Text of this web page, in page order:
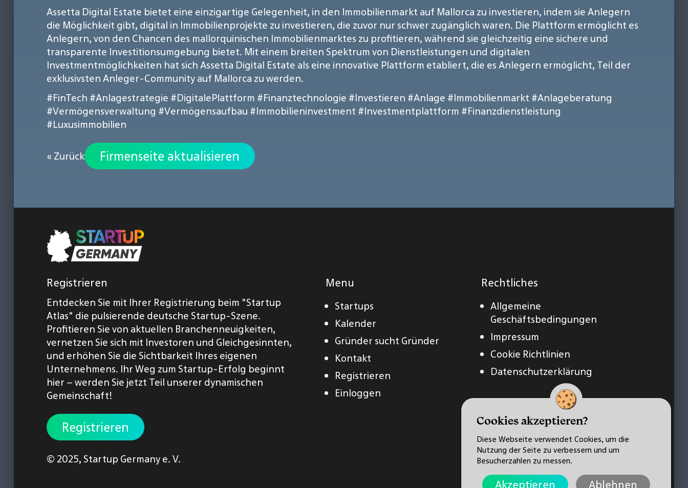
Assetta Digital Estate bietet eine einzigartige Gelegenheit, in den Immobilienmarkt auf Mallorca zu investieren, indem sie Anlegern
die Möglichkeit gibt, digital in Immobilienprojekte zu investieren, die zuvor nur schwer zugänglich waren. Die Plattform ermöglicht es
Anlegern, von den Chancen des mallorquinischen Immobilienmarktes zu profitieren, während sie gleichzeitig eine sichere und
transparente Investitionsumgebung bietet. Mit einem breiten Spektrum von Dienstleistungen und digitalen
Investmentmöglichkeiten hat sich Assetta Digital Estate als eine innovative Plattform etabliert, die es Anlegern ermöglicht, Teil der
exklusivsten Anleger-Community auf Mallorca zu werden.
#FinTech #Anlagestrategie #DigitalePlattform #Finanztechnologie #Investieren #Anlage #Immobilienmarkt #Anlageberatung
#Vermögensverwaltung #Vermögensaufbau #Immobilieninvestment #Investmentplattform #Finanzdienstleistung
#Luxusimmobilien
« Zurück Firmenseite aktualisieren
Registrieren
Entdecken Sie mit Ihrer Registrierung beim "Startup
Atlas" die pulsierende deutsche Startup-Szene.
Profitieren Sie von aktuellen Branchenneuigkeiten,
vernetzen Sie sich mit Investoren und Gleichgesinnten,
und erhöhen Sie die Sichtbarkeit Ihres eigenen
Unternehmens. Ihr Weg zum Startup-Erfolg beginnt
hier – werden Sie jetzt Teil unserer dynamischen
Gemeinschaft!
Registrieren
Menu
Startups
Kalender
Gründer sucht Gründer
Kontakt
Registrieren
Einloggen
Rechtliches
Allgemeine
Geschäftsbedingungen
Impressum
Cookie Richtlinien
Datenschutzerklärung
© 2025, Startup Germany e. V.
Cookies akzeptieren?
Diese Webseite verwendet Cookies, um die
Nutzung der Seite zu verbessern und um
Besucherzahlen zu messen.
Akzeptieren Ablehnen